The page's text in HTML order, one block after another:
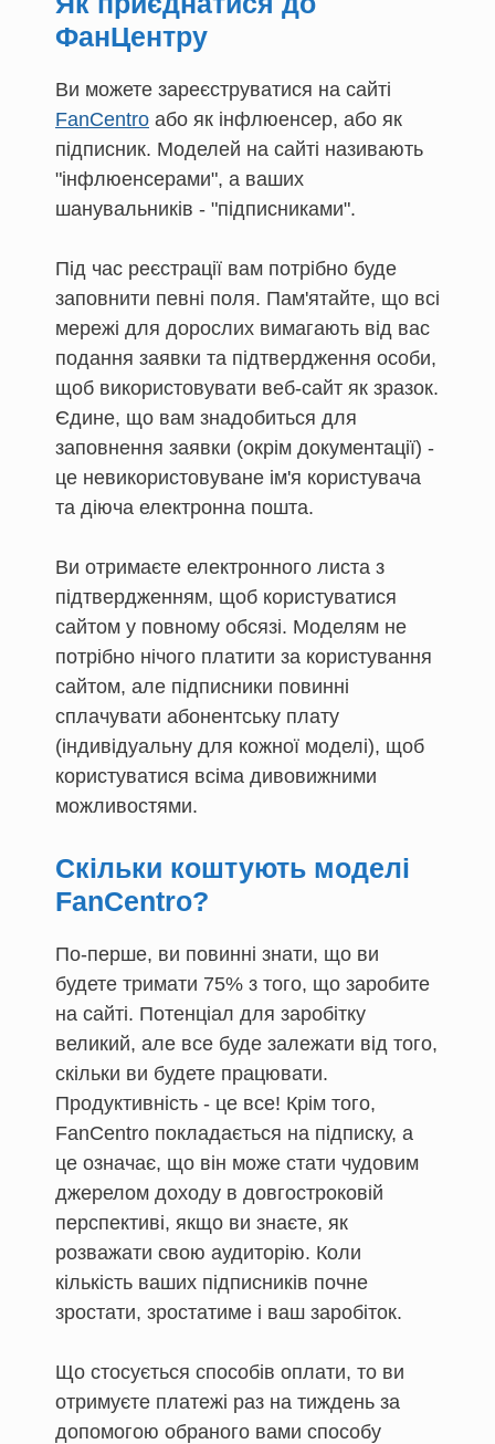
ФанЦентру
Ви можете зареєструватися на сайті
FanCentro або як інфлюенсер, або як
підписник. Моделей на сайті називають
"інфлюенсерами", а ваших
шанувальників - "підписниками".
Під час реєстрації вам потрібно буде
заповнити певні поля. Пам'ятайте, що всі
мережі для дорослих вимагають від вас
подання заявки та підтвердження особи,
щоб використовувати веб-сайт як зразок.
Єдине, що вам знадобиться для
заповнення заявки (окрім документації) -
це невикористовуване ім'я користувача
та діюча електронна пошта.
Ви отримаєте електронного листа з
підтвердженням, щоб користуватися
сайтом у повному обсязі. Моделям не
потрібно нічого платити за користування
сайтом, але підписники повинні
сплачувати абонентську плату
(індивідуальну для кожної моделі), щоб
користуватися всіма дивовижними
можливостями.
Скільки коштують моделі
FanCentro?
По-перше, ви повинні знати, що ви
будете тримати 75% з того, що заробите
на сайті. Потенціал для заробітку
великий, але все буде залежати від того,
скільки ви будете працювати.
Продуктивність - це все! Крім того,
FanCentro покладається на підписку, а
це означає, що він може стати чудовим
джерелом доходу в довгостроковій
перспективі, якщо ви знаєте, як
розважати свою аудиторію. Коли
кількість ваших підписників почне
зростати, зростатиме і ваш заробіток.
Що стосується способів оплати, то ви
отримуєте платежі раз на тиждень за
допомогою обраного вами способу